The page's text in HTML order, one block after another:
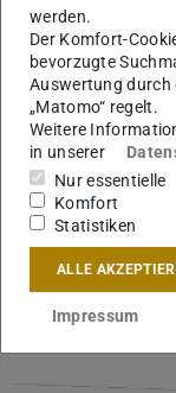
Timo
werden.
Der Komfort-
bevorzugte
Auswertung durch
„Matomo“ regelt.
Weitere
in unserer
Nur essentielle
Komfort
Statistiken
ALLE
Impressum